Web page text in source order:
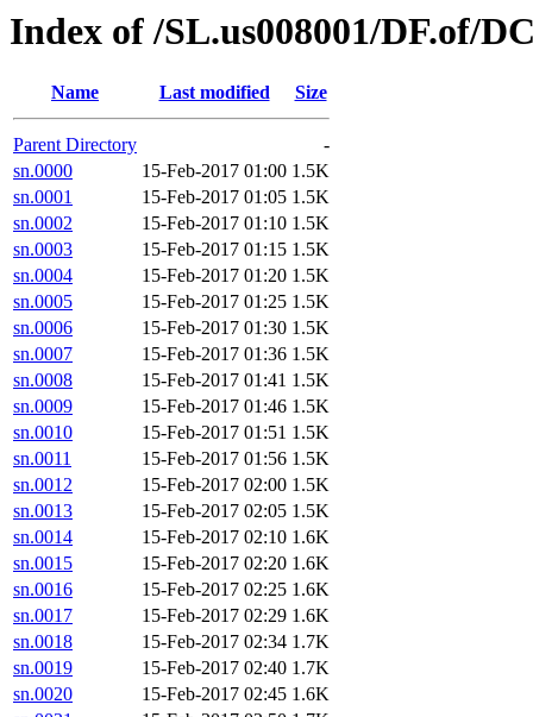
Index of /SL.us008001/DF.of/
Name Last modified Size
Parent Directory
-
sn.0000
15-Feb-2017 01:00 1.5K
sn.0001
15-Feb-2017 01:05 1.5K
sn.0002
15-Feb-2017 01:10 1.5K
sn.0003
15-Feb-2017 01:15 1.5K
sn.0004
15-Feb-2017 01:20 1.5K
sn.0005
15-Feb-2017 01:25 1.5K
sn.0006
15-Feb-2017 01:30 1.5K
sn.0007
15-Feb-2017 01:36 1.5K
sn.0008
15-Feb-2017 01:41 1.5K
sn.0009
15-Feb-2017 01:46 1.5K
sn.0010
15-Feb-2017 01:51 1.5K
sn.0011
15-Feb-2017 01:56 1.5K
sn.0012
15-Feb-2017 02:00 1.5K
sn.0013
15-Feb-2017 02:05 1.5K
sn.0014
15-Feb-2017 02:10 1.6K
sn.0015
15-Feb-2017 02:20 1.6K
sn.0016
15-Feb-2017 02:25 1.6K
sn.0017
15-Feb-2017 02:29 1.6K
sn.0018
15-Feb-2017 02:34 1.7K
sn.0019
15-Feb-2017 02:40 1.7K
sn.0020
15-Feb-2017 02:45 1.6K